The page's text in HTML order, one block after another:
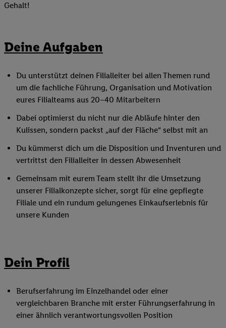
Gehalt!
Deine Aufgaben
Du unterstützt deinen Filialleiter bei allen Themen rund
um die fachliche Führung, Organisation und Motivation
eures Filialteams aus 20–40 Mitarbeitern
Dabei optimierst du nicht nur die Abläufe hinter den
Kulissen, sondern packst „auf der Fläche“ selbst mit an
Du kümmerst dich um die Disposition und Inventuren und
vertrittst den Filialleiter in dessen Abwesenheit
Gemeinsam mit eurem Team stellt ihr die Umsetzung
unserer Filialkonzepte sicher, sorgt für eine gepflegte
Filiale und ein rundum gelungenes Einkaufserlebnis für
unsere Kunden
Dein Profil
Berufserfahrung im Einzelhandel oder einer
vergleichbaren Branche mit erster Führungserfahrung in
einer ähnlich verantwortungsvollen Position